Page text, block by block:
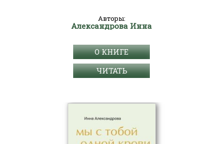
Авторы:
Александрова Инна
О КНИГЕ
ЧИТАТЬ